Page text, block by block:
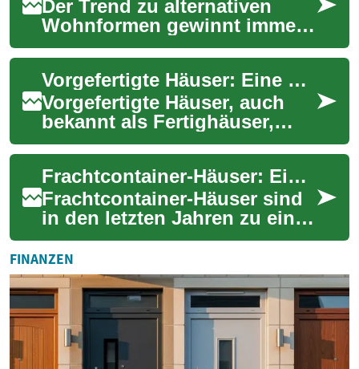
Der Trend zu alternativen
Wohnformen gewinnt immer
mehr an Bedeutung, und
Containerhäuser sind ein
faszinierendes Bei...
Vorgefertigte Häuser: Eine Revolution im Wohnungsbau
Vorgefertigte Häuser, auch
bekannt als Fertighäuser,
gewinnen in der modernen
Baubranche zunehmend an
Bedeutung. Dies...
Frachtcontainer-Häuser: Eine innovative Wohnlösung für die Zukunft
Frachtcontainer-Häuser sind
in den letzten Jahren zu einer
aufregenden Alternative im
Wohnungsbau geworden.
Diese umg...
FINANZEN